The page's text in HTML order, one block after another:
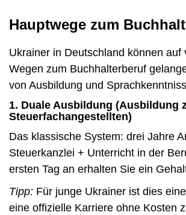
Hauptwege zum
Ukrainer in Deutschland können auf
Wegen zum Buchhalterberuf
von Ausbildung und
1. Duale Ausbildung (Ausbildung
Steuerfachangestellten)
Das klassische System: drei Jahre
Steuerkanzlei + Unterricht in der
ersten Tag an erhalten Sie ein
Tipp: Für junge Ukrainer ist dies
eine offizielle Karriere ohne Kosten